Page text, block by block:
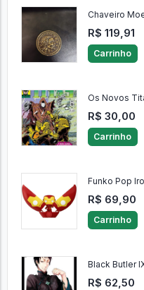
Chaveiro
R$ 119,91
Carrinho
Os Novos
R$ 30,00
Carrinho
Funko Pop
R$ 69,90
Carrinho
Black Butler
R$ 62,50